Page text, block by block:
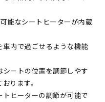
能なシートヒーターが内蔵
内で過ごせるような機能
ートの位置を調節しやす
ります。
ヒーターの調節が可能で